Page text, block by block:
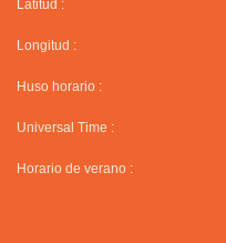
Latitud :
Longitud :
Huso horario :
Universal Time :
Horario de verano :